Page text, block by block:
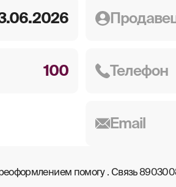
100 Телефон
Email
помогу . Связь